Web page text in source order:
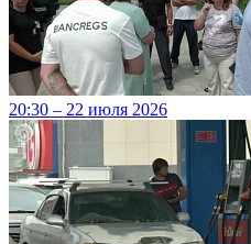
20:30 – 22 июля 2026